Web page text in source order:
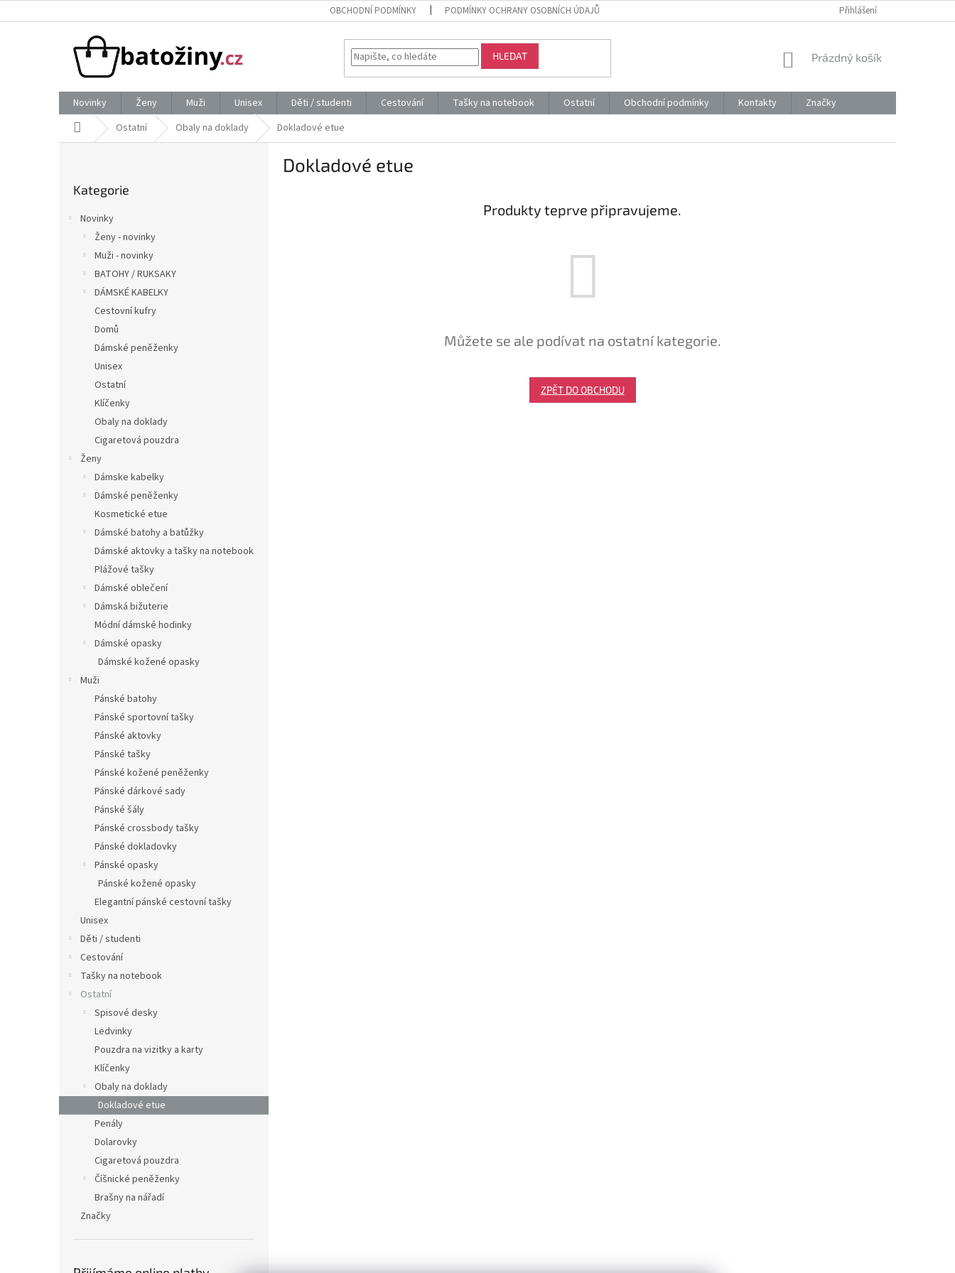
na
OBCHODNÍ PODMÍNKY PODMÍNKY OCHRANY OSOBNÍCH ÚDAJŮ Přihlášení
HLEDAT
NÁKUPNÍ
Prázdný košík
Novinky Ženy Muži Unisex Děti / studenti Cestování Tašky na notebook Ostatní Obchodní podmínky Kontakty
Značky
Domů Ostatní Obaly na doklady Dokladové etue
kategorie
Kategorie
Novinky
Ženy - novinky
Muži - novinky
BATOHY / RUKSAKY
DÁMSKÉ KABELKY
Cestovní kufry
Domů
Dámské peněženky
Unisex
Ostatní
Klíčenky
Obaly na doklady
Cigaretová pouzdra
Ženy
Dámske kabelky
Dámské peněženky
Kosmetické etue
Dámské batohy a batůžky
Dámské aktovky a tašky na notebook
Plážové tašky
Dámské oblečení
Dámská bižuterie
Módní dámské hodinky
Dámské opasky
Dámské kožené opasky
Muži
Pánské batohy
Pánské sportovní tašky
Pánské aktovky
Pánské tašky
Pánské kožené peněženky
Pánské dárkové sady
Pánské šály
Pánské crossbody tašky
Pánské dokladovky
Pánské opasky
Pánské kožené opasky
Elegantní pánské cestovní tašky
Unisex
Děti / studenti
Cestování
Tašky na notebook
Ostatní
Spisové desky
Ledvinky
Pouzdra na vizitky a karty
Klíčenky
Obaly na doklady
Dokladové etue
Penály
Dolarovky
Cigaretová pouzdra
Číšnické peněženky
Brašny na nářadí
Značky
Dokladové etue
Produkty teprve připravujeme.
Můžete se ale podívat na ostatní kategorie.
ZPĚT DO OBCHODU